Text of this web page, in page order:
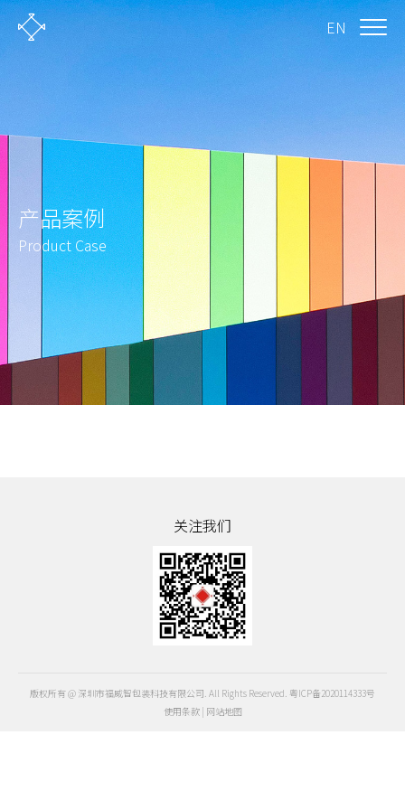
EN
产品案例
Product Case
关注我们
版权所有 @ 深圳市福威智包装科技有限公司. All Rights Reserved. 粤ICP备2020114333号
使用条款| 网站地图